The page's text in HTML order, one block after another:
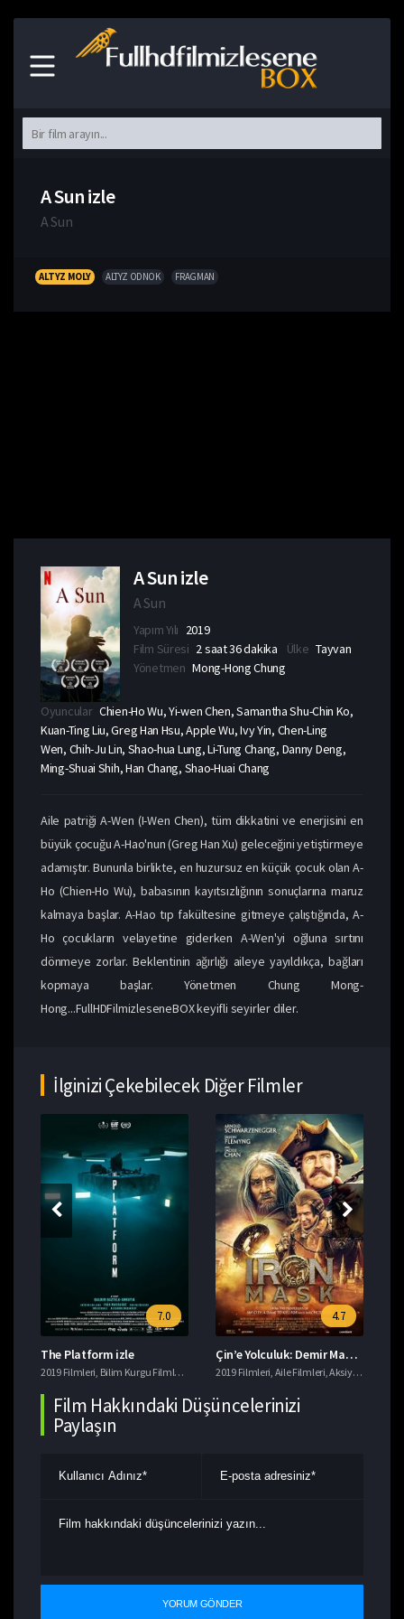
A Sun izle
A Sun
ALTYZ MOLY ALTYZ ODNOK FRAGMAN
A Sun izle
A Sun
Yapım Yılı 2019
Film Süresi 2 saat 36 dakika Ülke Tayvan
Yönetmen Mong-Hong Chung
Oyuncular Chien-Ho Wu, Yi-wen Chen, Samantha Shu-Chin Ko,
Kuan-Ting Liu, Greg Han Hsu, Apple Wu, Ivy Yin, Chen-Ling
Wen, Chih-Ju Lin, Shao-hua Lung, Li-Tung Chang, Danny Deng,
Ming-Shuai Shih, Han Chang, Shao-Huai Chang
Aile patriği A-Wen (I-Wen Chen), tüm dikkatini ve enerjisini en
büyük çocuğu A-Hao'nun (Greg Han Xu) geleceğini yetiştirmeye
adamıştır. Bununla birlikte, en huzursuz en küçük çocuk olan A-
Ho (Chien-Ho Wu), babasının kayıtsızlığının sonuçlarına maruz
kalmaya başlar. A-Hao tıp fakültesine gitmeye çalıştığında, A-
Ho çocukların velayetine giderken A-Wen'yi oğluna sırtını
dönmeye zorlar. Beklentinin ağırlığı aileye yayıldıkça, bağları
kopmaya başlar. Yönetmen Chung Mong-
Hong...FullHDFilmizleseneBOX keyifli seyirler diler.
İlginizi Çekebilecek Diğer Filmler
,Macera Filmleri
7.0
The Platform izle
2019 Filmleri Bilim Kurgu Filmleri Gerilim Filmleri,imdb 7+ Filmler ,Korku Filmleri
4.7
Çin’e Yolculuk: Demir Maskenin Gizemi izle
2019 Filmleri Aile Filmleri ,Aksiyon Filmleri
Film Hakkındaki Düşüncelerinizi
Paylaşın